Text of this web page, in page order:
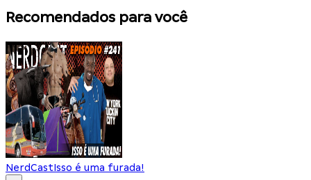
Recomendados para você
NerdCastIsso é uma furada!